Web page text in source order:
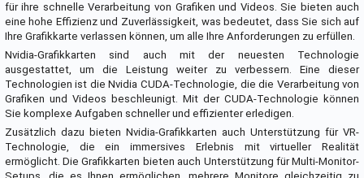
für ihre schnelle Verarbeitung von Grafiken und Videos. Sie bieten auch
eine hohe Effizienz und Zuverlässigkeit, was bedeutet, dass Sie sich auf
Ihre Grafikkarte verlassen können, um alle Ihre Anforderungen zu erfüllen.
Nvidia-Grafikkarten sind auch mit der neuesten Technologie
ausgestattet, um die Leistung weiter zu verbessern. Eine dieser
Technologien ist die Nvidia CUDA-Technologie, die die Verarbeitung von
Grafiken und Videos beschleunigt. Mit der CUDA-Technologie können
Sie komplexe Aufgaben schneller und effizienter erledigen.
Zusätzlich dazu bieten Nvidia-Grafikkarten auch Unterstützung für VR-
Technologie, die ein immersives Erlebnis mit virtueller Realität
ermöglicht. Die Grafikkarten bieten auch Unterstützung für Multi-Monitor-